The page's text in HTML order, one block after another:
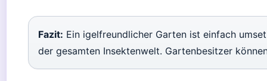
Fazit: Ein igelfreundlicher Garten ist einfach
der gesamten Insektenwelt. Gartenbesitzer